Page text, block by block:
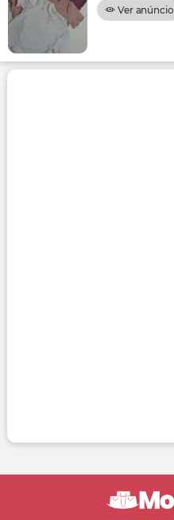
Ver anúncio